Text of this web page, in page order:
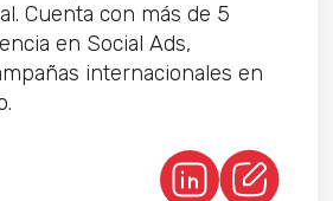
Cuenta con más de 5
en Social Ads,
internacionales en